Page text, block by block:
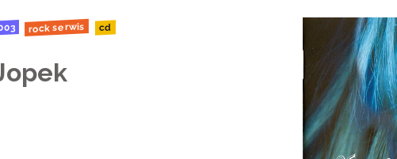
rock serwis cd